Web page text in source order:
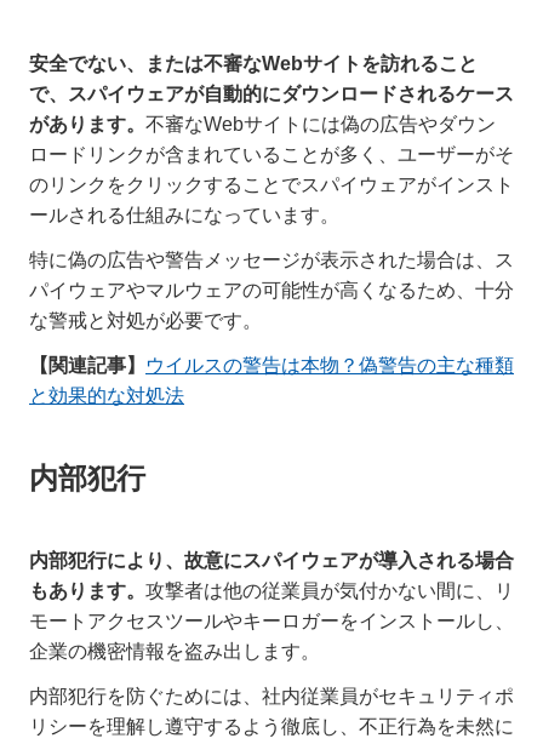
安全でない、または不審なWebサイトを訪れること
で、スパイウェアが自動的にダウンロードされるケース
があります。 不審なWebサイトには偽の広告やダウン
ロードリンクが含まれていることが多く、ユーザーがそ
のリンクをクリックすることでスパイウェアがインスト
ールされる仕組みになっています。
特に偽の広告や警告メッセージが表示された場合は、ス
パイウェアやマルウェアの可能性が高くなるため、十分
な警戒と対処が必要です。
【関連記事】
ウイルスの警告は本物？偽警告の主な種類
と効果的な対処法
内部犯行
内部犯行により、故意にスパイウェアが導入される場合
もあります。 攻撃者は他の従業員が気付かない間に、リ
モートアクセスツールやキーロガーをインストールし、
企業の機密情報を盗み出します。
内部犯行を防ぐためには、社内従業員がセキュリティポ
リシーを理解し遵守するよう徹底し、不正行為を未然に